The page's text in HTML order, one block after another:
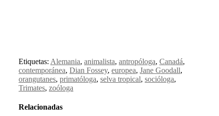
Etiquetas: Alemania, animalista, antropóloga, Canadá,
contemporánea, Dian Fossey, europea, Jane Goodall,
orangutanes, primatóloga, selva tropical, socióloga,
Trimates, zoóloga
Relacionadas